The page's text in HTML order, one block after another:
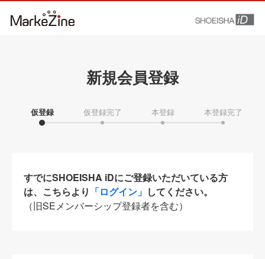
新規会員登録
仮登録 仮登録完了 本登録 本登録完了
すでにSHOEISHA iDにご登録いただいている方
は、こちらより 「ログイン」 してください。
（旧SEメンバーシップ登録者を含む）